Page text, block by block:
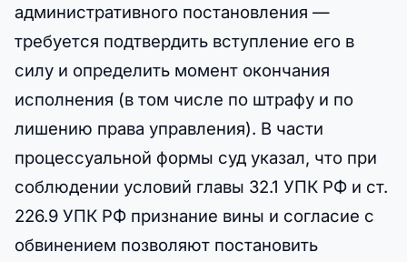
административного постановления —
требуется подтвердить вступление его в
силу и определить момент окончания
исполнения (в том числе по штрафу и по
лишению права управления). В части
процессуальной формы суд указал, что при
соблюдении условий главы 32.1 УПК РФ и ст.
226.9 УПК РФ признание вины и согласие с
обвинением позволяют постановить